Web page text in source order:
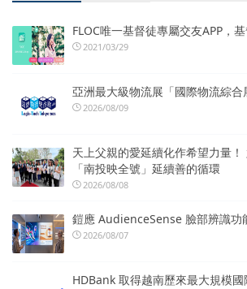
FLOC唯一基督徒專屬交友APP，
2021/03/29
亞洲最大級物流展「國際物流綜
2026/08/09
天上父親的愛延續化作希望力量
「南投映全號」延續善的循環
2026/08/08
鎧應 AudienceSense 臉部辨識功
2026/08/07
HDBank 取得越南歷來最大規模